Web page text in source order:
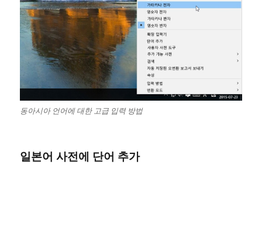
동아시아 언어에 대한 고급 입력 방법
일본어 사전에 단어 추가